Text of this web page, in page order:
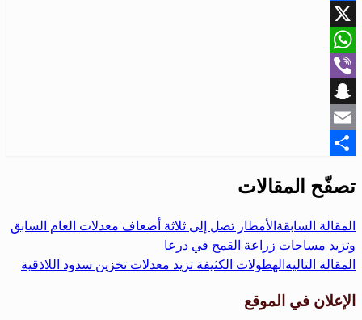
Facebook
X
WhatsApp
Viber
Snapchat
Email
تصفّح المقالات
المقالة السابقة الأمطار تصل إلى ثلاثة أضعاف معدلات العام السابق
وتزيد مساحات زراعة القمح في درعا
المقالة التالية الهطولات الكثيفة تزيد معدلات تخزين سدود اللاذقية
الإعلان في الموقع